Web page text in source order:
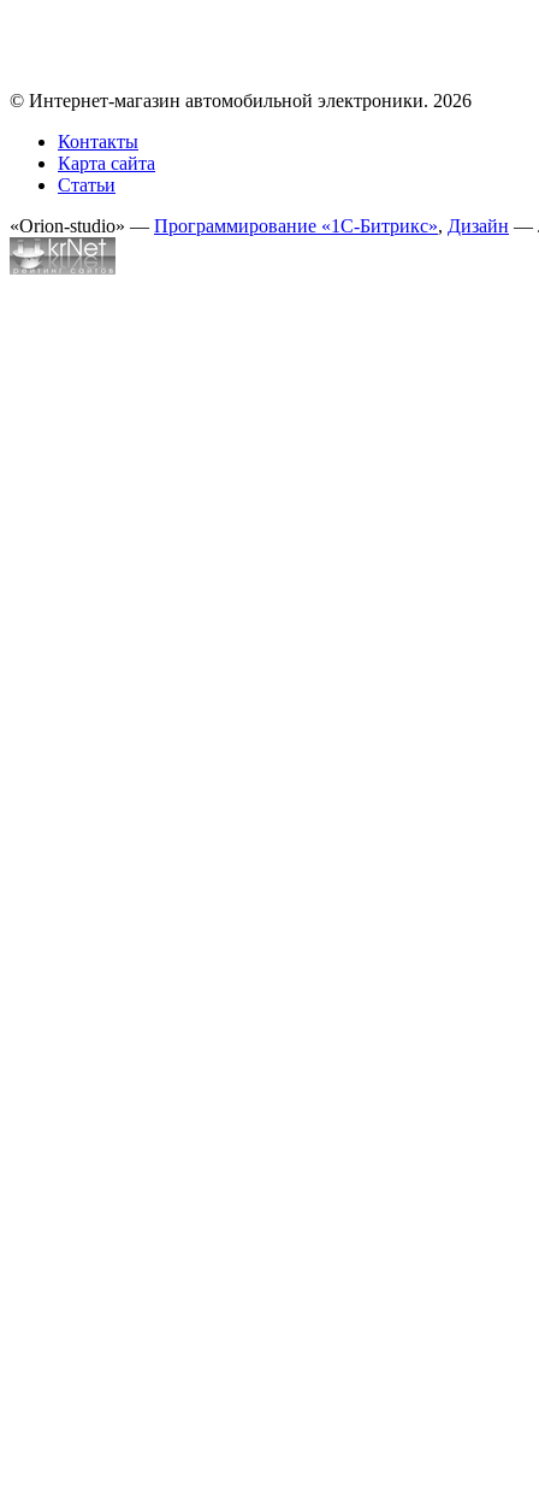
© Интернет-магазин автомобильной электроники. 2026
Контакты
Карта сайта
Статьи
«Orion-studio» — Программирование «1С-Битрикс», Дизайн —